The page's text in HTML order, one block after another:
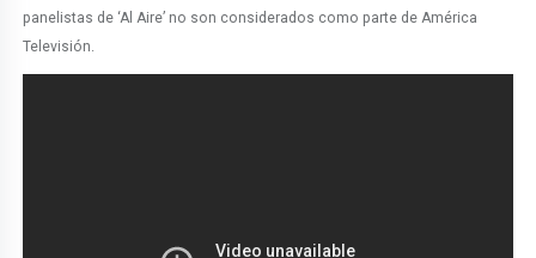
panelistas de ‘Al Aire’ no son considerados como parte de América
Televisión.